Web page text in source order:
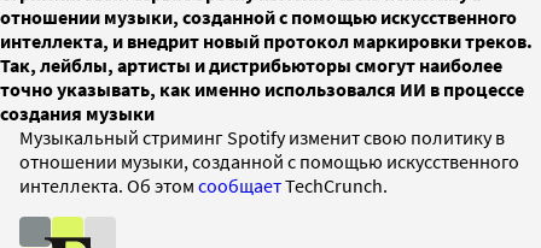
отношении музыки, созданной с помощью искусственного
интеллекта, и внедрит новый протокол маркировки треков.
Так, лейблы, артисты и дистрибьюторы смогут наиболее
точно указывать, как именно использовался ИИ в процессе
создания музыки
Музыкальный стриминг Spotify изменит свою политику в
отношении музыки, созданной с помощью искусственного
интеллекта. Об этом сообщаетTechCrunch.